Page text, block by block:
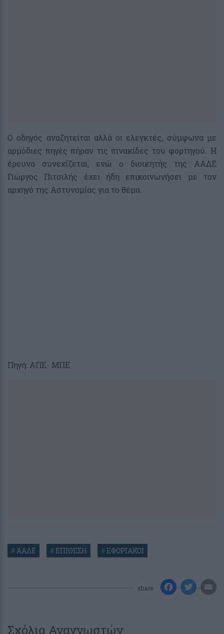
Ο οδηγός αναζητείται αλλά οι ελεγκτές, σύμφωνα με
αρμόδιες πηγές πήραν τις πινακίδες του φορτηγού. Η
έρευνα συνεχίζεται, ενώ ο διοικητής της ΑΑΔΕ
Γιώργος Πιτσιλής έχει ήδη επικοινωνήσει με τον
αρχηγό της Αστυνομίας για το θέμα.
Πηγή: ΑΠΕ- ΜΠΕ
#ΑΑΔΕ #ΕΠΙΘΕΣΗ #ΕΦΟΡΙΑΚΟΙ
share
Σχόλια Αναγνωστών